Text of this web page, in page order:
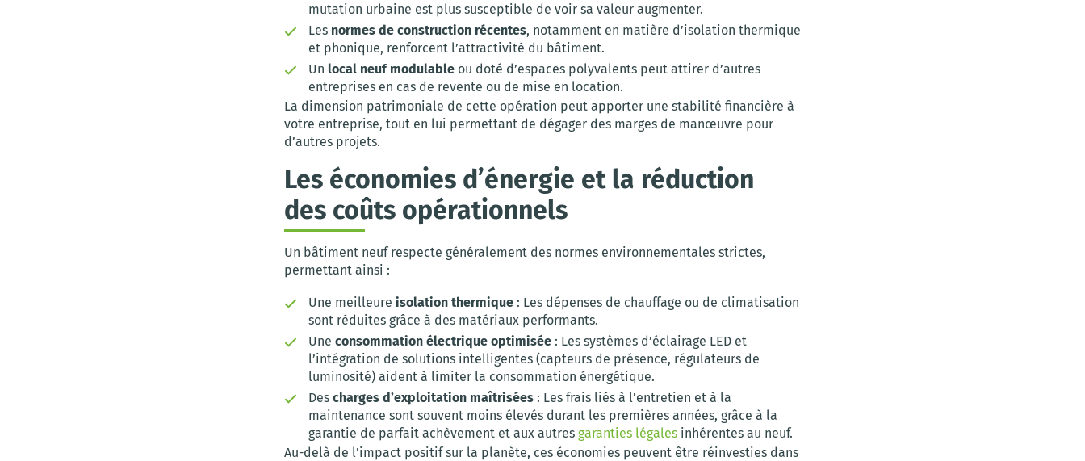
mutation urbaine est plus susceptible de voir sa valeur augmenter.
Les normes de construction récentes, notamment en matière d’isolation thermique
et phonique, renforcent l’attractivité du bâtiment.
Un local neuf modulable ou doté d’espaces polyvalents peut attirer d’autres
entreprises en cas de revente ou de mise en location.
La dimension patrimoniale de cette opération peut apporter une stabilité financière à
votre entreprise, tout en lui permettant de dégager des marges de manœuvre pour
d’autres projets.
Les économies d’énergie et la réduction
des coûts opérationnels
Un bâtiment neuf respecte généralement des normes environnementales strictes,
permettant ainsi :
Une meilleure isolation thermique : Les dépenses de chauffage ou de climatisation
sont réduites grâce à des matériaux performants.
Une consommation électrique optimisée : Les systèmes d’éclairage LED et
l’intégration de solutions intelligentes (capteurs de présence, régulateurs de
luminosité) aident à limiter la consommation énergétique.
Des charges d’exploitation maîtrisées : Les frais liés à l’entretien et à la
maintenance sont souvent moins élevés durant les premières années, grâce à la
garantie de parfait achèvement et aux autres garanties légales inhérentes au neuf.
Au-delà de l’impact positif sur la planète, ces économies peuvent être réinvesties dans